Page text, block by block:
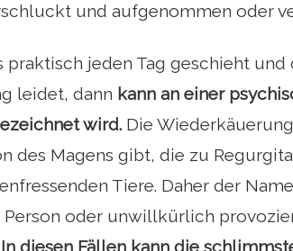
und aufgenommen oder
praktisch jeden Tag geschieht
leidet, dann kann an einer
wird. Die
des Magens gibt, die zu
Tiere. Daher der
oder unwillkürlich
In diesen Fällen kann die